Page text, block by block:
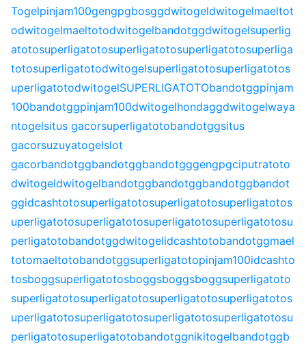
Togelpinjam100gengpgbosggdwitogeldwitogelmaeltot
odwitogelmaeltotodwitogelbandotggdwitogelsuperlig
atotosuperligatotosuperligatotosuperligatotosuperliga
totosuperligatotodwitogelsuperligatotosuperligatotos
uperligatotodwitogelSUPERLIGATOTObandotggpinjam
100bandotggpinjam100dwitogelhondaggdwitogelwaya
ntogelsitus gacorsuperligatotobandotggsitus
gacorsuzuyatogelslot
gacorbandotggbandotggbandotgggengpgciputratoto
dwitogeldwitogelbandotggbandotggbandotggbandot
ggidcashtotosuperligatotosuperligatotosuperligatotos
uperligatotosuperligatotosuperligatotosuperligatotosu
perligatotobandotggdwitogelidcashtotobandotggmael
totomaeltotobandotggsuperligatotopinjam100idcashto
tosboggsuperligatotosboggsboggsboggsuperligatoto
superligatotosuperligatotosuperligatotosuperligatotos
uperligatotosuperligatotosuperligatotosuperligatotosu
perligatotosuperligatotobandotggnikitogelbandotggb